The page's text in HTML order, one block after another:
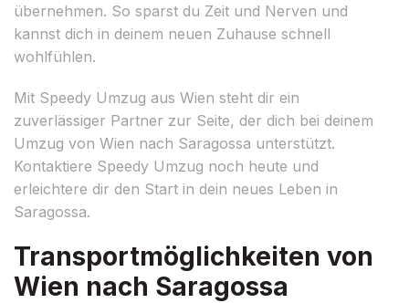
übernehmen. So sparst du Zeit und Nerven und
kannst dich in deinem neuen Zuhause schnell
wohlfühlen.
Mit Speedy Umzug aus Wien steht dir ein
zuverlässiger Partner zur Seite, der dich bei deinem
Umzug von Wien nach Saragossa unterstützt.
Kontaktiere Speedy Umzug noch heute und
erleichtere dir den Start in dein neues Leben in
Saragossa.
Transportmöglichkeiten von
Wien nach Saragossa